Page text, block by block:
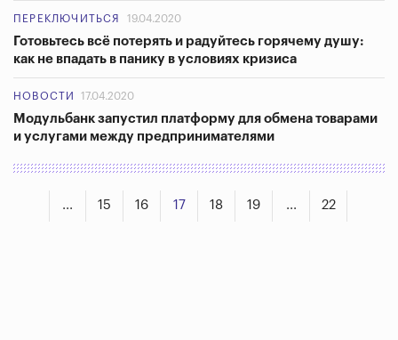
ПЕРЕКЛЮЧИТЬСЯ 19.04.2020
Готовьтесь всё потерять и радуйтесь горячему душу:
как не впадать в панику в условиях кризиса
НОВОСТИ 17.04.2020
Модульбанк запустил платформу для обмена товарами
и услугами между предпринимателями
... 15 16 17 18 19 ... 22